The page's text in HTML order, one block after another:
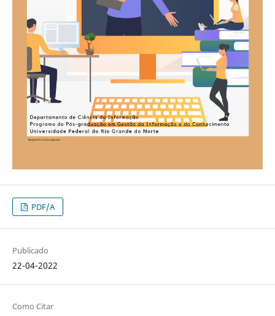
PDF/A
Publicado
22-04-2022
Como Citar